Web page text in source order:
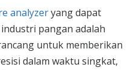
analyzeryang dapat
pangan adalah
untuk memberikan
dalam waktu singkat,